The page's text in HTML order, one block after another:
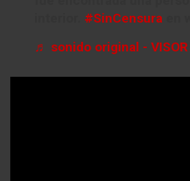
#SinCensura
♬ sonido original -